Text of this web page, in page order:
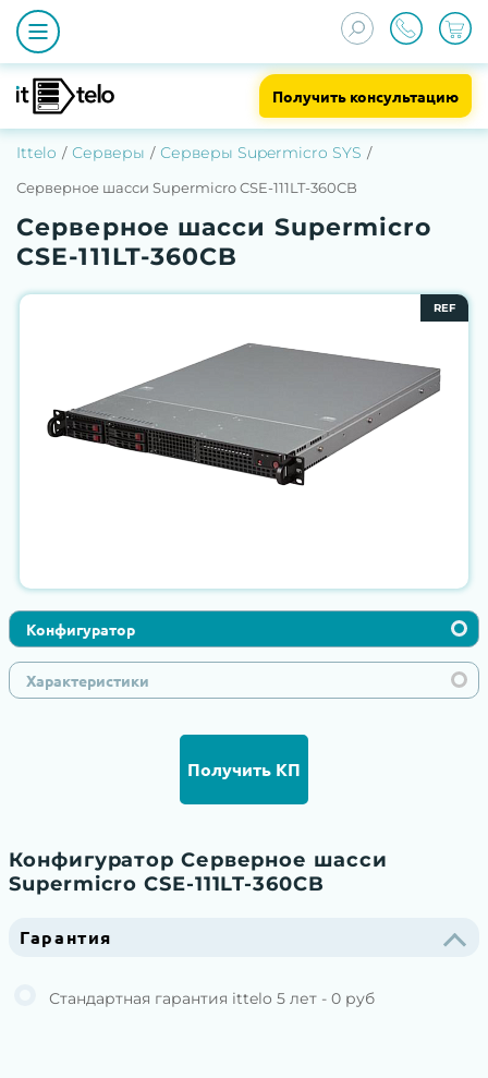
Получить консультацию
Ittelo Серверы Серверы Supermicro SYS
Серверное шасси Supermicro CSE-111LT-360CB
Серверное шасси Supermicro
CSE-111LT-360CB
REF
Конфигуратор
Характеристики
Получить КП
Конфигуратор Серверное шасси
Supermicro CSE-111LT-360CB
Гарантия
Стандартная гарантия ittelo 5 лет - 0 руб